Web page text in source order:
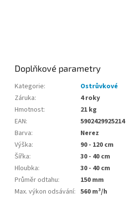
Doplňkové parametry
Kategorie:
Ostrůvkové
Záruka:
4 roky
Hmotnost:
21 kg
EAN:
5902429925214
Barva:
Nerez
Výška:
90 - 120 cm
Šířka:
30 - 40 cm
Hloubka:
30 - 40 cm
Průměr odtahu:
150 mm
Max. výkon odsávání: 560 m³/h